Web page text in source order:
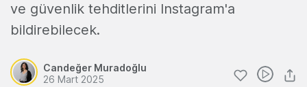
ve güvenlik tehditlerini Instagram'a
bildirebilecek.
Candeğer Muradoğlu
26 Mart 2025